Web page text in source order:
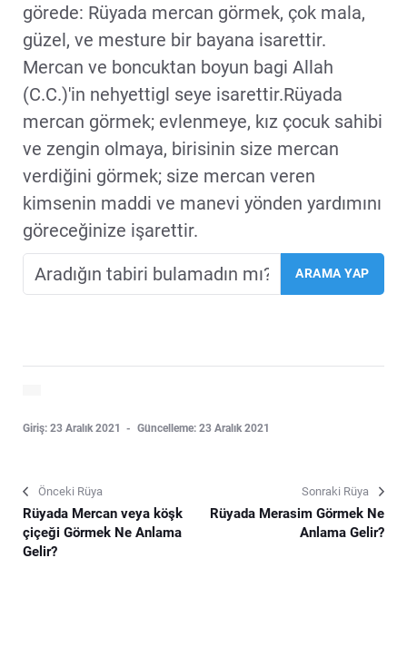
görede: Rüyada mercan görmek, çok mala,
güzel, ve mesture bir bayana isarettir.
Mercan ve boncuktan boyun bagi Allah
(C.C.)'in nehyettigl seye isarettir.Rüyada
mercan görmek; evlenmeye, kız çocuk sahibi
ve zengin olmaya, birisinin size mercan
verdiğini görmek; size mercan veren
kimsenin maddi ve manevi yönden yardımını
göreceğinize işarettir.
Giriş: 23 Aralık 2021 Güncelleme: 23 Aralık 2021
Önceki Rüya
Rüyada Mercan veya köşk
çiçeği Görmek Ne Anlama
Gelir?
Sonraki Rüya
Rüyada Merasim Görmek Ne
Anlama Gelir?